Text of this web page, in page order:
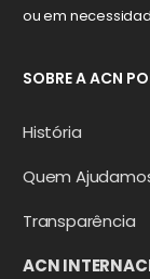
ou em
SOBRE A ACN
História
Quem
Transparência
ACN